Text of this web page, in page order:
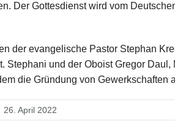
Der Gottesdienst wird vom
der evangelische Pastor Stephan
Stephani und der Oboist Gregor
die Gründung von
26. April 2022